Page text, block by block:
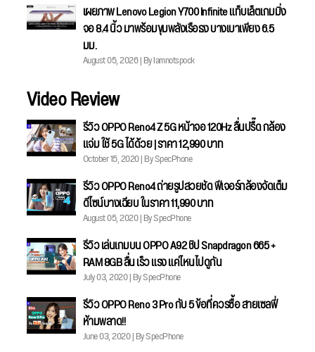
เผยภาพ Lenovo Legion Y700 Infinite แท็บเล็ตเกมมิ่ง
จอ 8.4 นิ้ว มาพร้อมขุมพลังเรือธง บางเบาเพียง 6.5
มม.
August 05, 2026 | By Iamnotspock
Video Review
รีวิว OPPO Reno4 Z 5G หน้าจอ 120Hz ลื่นปรื๊ด กล้อง
แจ่ม ใช้ 5G ได้ด้วย | ราคา 12,990 บาท
October 15, 2020 | By SpecPhone
รีวิว OPPO Reno4 ถ่ายรูปสวยชัด ฟีเจอร์กล้องจัดเต็ม
ดีไซน์บางเฉียบ ในราคา 11,990 บาท
August 05, 2020 | By SpecPhone
รีวิว เล่นเกมบน OPPO A92 ชิป Snapdragon 665 +
RAM 8GB ลื่น เร็ว แรง แค่ไหนไปดูกัน
July 03, 2020 | By SpecPhone
รีวิว OPPO Reno 3 Pro กับ 5 ข้อที่ควรซื้อ สายเซลฟี่
ห้ามพลาด!!
June 03, 2020 | By SpecPhone